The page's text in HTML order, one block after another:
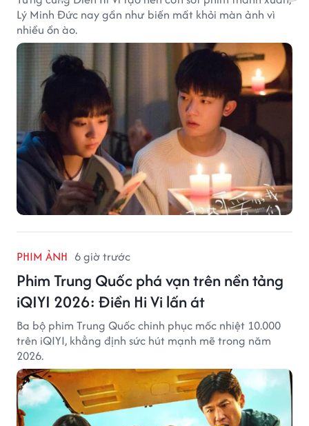
Lý Minh Đức nay gần như biến mất khỏi màn ảnh vì
nhiều ồn ào.
PHIM ẢNH 6 giờ trước
Phim Trung Quốc phá vạn trên nền tảng
iQIYI 2026: Điền Hi Vi lấn át
Ba bộ phim Trung Quốc chinh phục mốc nhiệt 10.000
trên iQIYI, khẳng định sức hút mạnh mẽ trong năm
2026.